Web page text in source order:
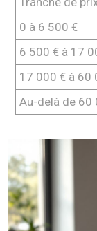
0 à 6 500 €
6 500 € à 17
17 000 € à 60
Au-delà de 60